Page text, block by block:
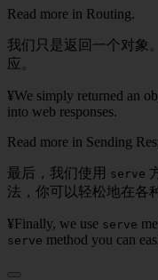
Read more in Routing.
我们只是返回一个对象
应。
¥We simply returned an
into web responses.
Read more in Sending
最后，我们使用 serve
法，你可以轻松地在各
¥Finally, we use serve
serve method you can